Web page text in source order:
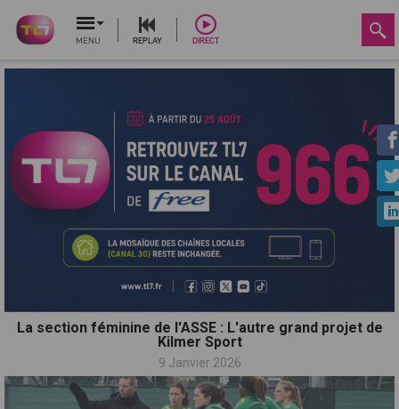
MENU REPLAY DIRECT
La section féminine de l'ASSE : L'autre grand projet de
Kilmer Sport
9 Janvier 2026